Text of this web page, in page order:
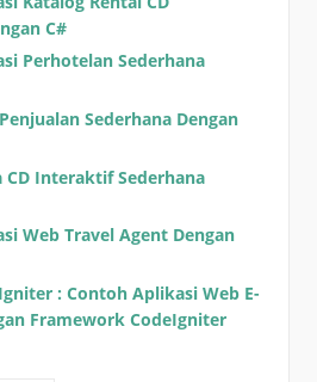
C#
Perhotelan Sederhana
Sederhana Dengan
CD Interaktif Sederhana
Web Travel Agent Dengan
: Contoh Aplikasi Web E-
Framework CodeIgniter